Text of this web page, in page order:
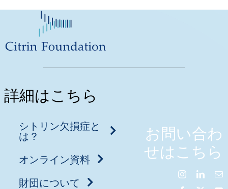
詳細はこちら
シトリン欠損症と
は？
オンライン資料
財団について
お問い合わ
せはこちら